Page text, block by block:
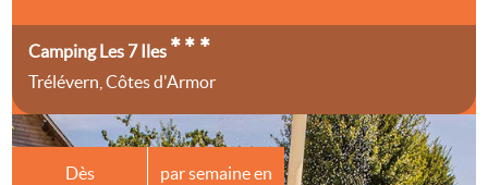
Camping Les 7 Iles ***
Trélévern, Côtes d'Armor
Dès
par semaine en